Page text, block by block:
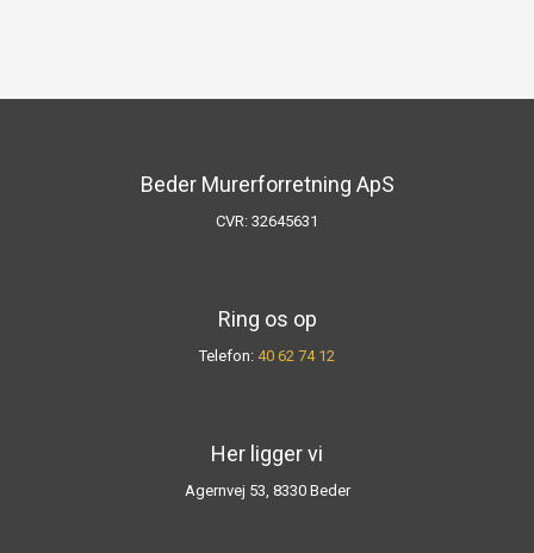
​Beder Murerforretning ApS
​CVR: ​32645631
​Ring os op
Telefon: 40 62 74 12
Her ligger vi
Agernvej 53​, 8330 Beder